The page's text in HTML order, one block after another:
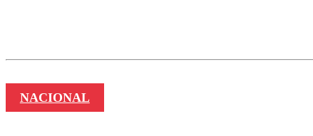
NACIONAL